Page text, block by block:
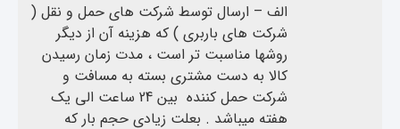
الف – ارسال توسط شرکت های حمل و نقل (
شرکت های باربری ) که هزینه آن از دیگر
روشها مناسبت تر است ، مدت زمان رسیدن
کالا به دست مشتری بسته به مسافت و
شرکت حمل کننده بین 24 ساعت الی یک
هفته میباشد . بعلت زیادی حجم بار که